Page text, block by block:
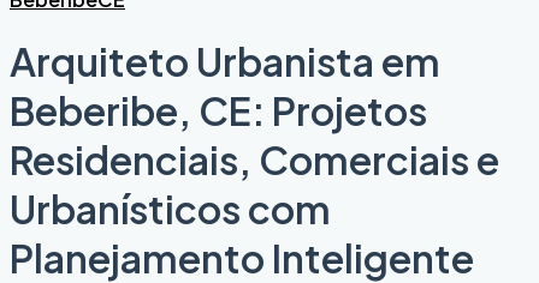
Arquiteto Urbanista em
Beberibe, CE: Projetos
Residenciais, Comerciais e
Urbanísticos com
Planejamento Inteligente